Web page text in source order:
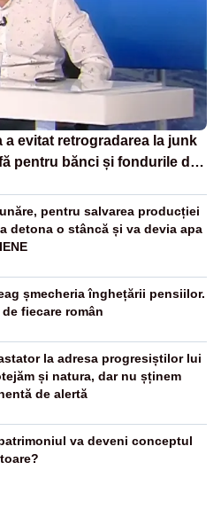
a evitat retrogradarea la junk
pentru bănci și fondurile de
pentru salvarea producției
detona o stâncă și va devia apa
șmecheria înghețării pensiilor.
fiecare român
la adresa progresiștilor lui
și natura, dar nu șținem
de alertă
va deveni conceptul